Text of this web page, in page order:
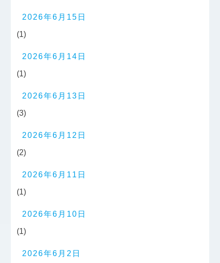
2026年6月15日
(1)
2026年6月14日
(1)
2026年6月13日
(3)
2026年6月12日
(2)
2026年6月11日
(1)
2026年6月10日
(1)
2026年6月2日